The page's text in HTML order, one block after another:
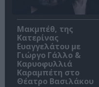
Μακμπέθ, της
Κατερίνας
Ευαγγελάτου με
Γιώργο Γάλλο &
Καρυοφυλλιά
Καραμπέτη στο
Θέατρο Βασιλάκου